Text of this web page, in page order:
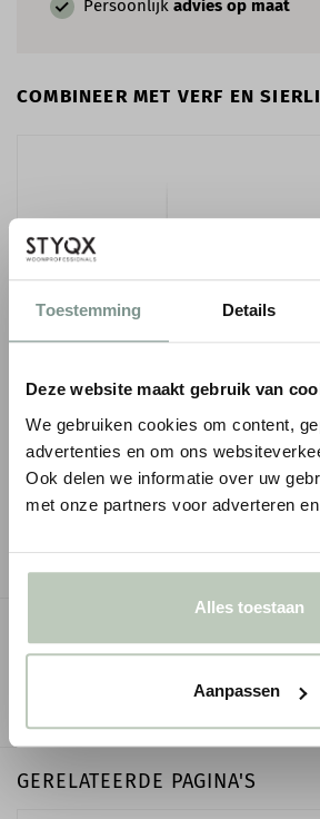
Toestemming Details
Deze website maakt gebruik van
We gebruiken cookies om content,
advertenties en om ons
Ook delen we informatie over uw
met onze partners voor adverteren
Alles toestaan
Aanpassen
Persoonlijk advies op maat
COMBINEER MET VERF EN
€ 7,75 € 6,59p/m
incl. BTW
- +
GERELATEERDE PAGINA'S